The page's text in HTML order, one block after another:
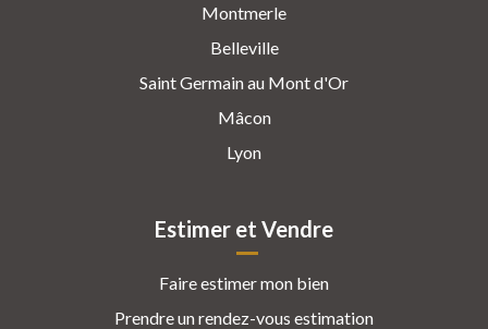
Montmerle
Belleville
Saint Germain au Mont d'Or
Mâcon
Lyon
Estimer et Vendre
Faire estimer mon bien
Prendre un rendez-vous estimation